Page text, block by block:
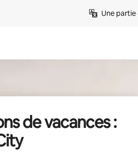
Une
de vacances :